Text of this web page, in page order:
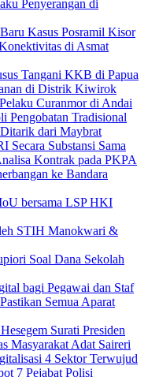
Penyerangan di
Kasus Posramil Kisor
di Asmat
Tangani KKB di Papua
di Distrik Kiwirok
Curanmor di Andai
Pengobatan Tradisional
dari Maybrat
Substansi Sama
Kontrak pada PKPA
ke Bandara
bersama LSP HKI
STIH Manokwari &
Soal Dana Sekolah
bagi Pegawai dan Staf
Semua Aparat
Surati Presiden
Masyarakat Adat Saireri
4 Sektor Terwujud
7 Pejabat Polisi